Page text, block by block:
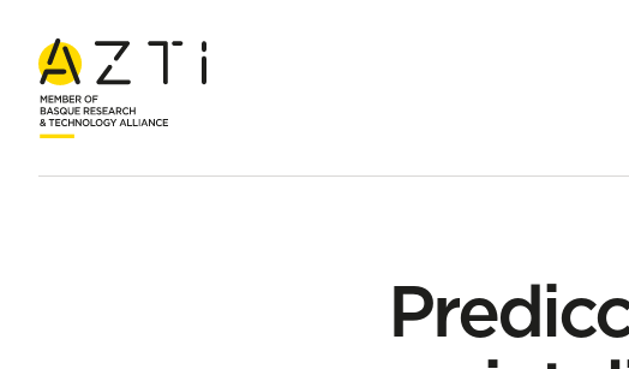
Inicio Servicios Predicción de calidad con inteligencia artificial